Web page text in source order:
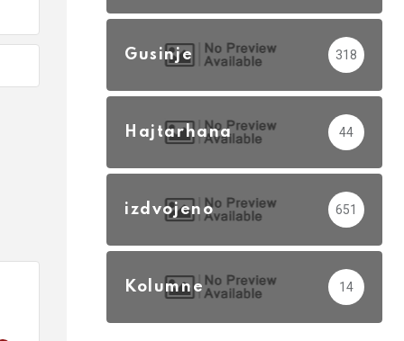
Gusinje 318
Hajtarhana 44
izdvojeno 651
Kolumne 14